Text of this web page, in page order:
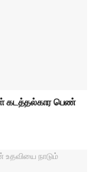
கடத்தல்கார பெண்